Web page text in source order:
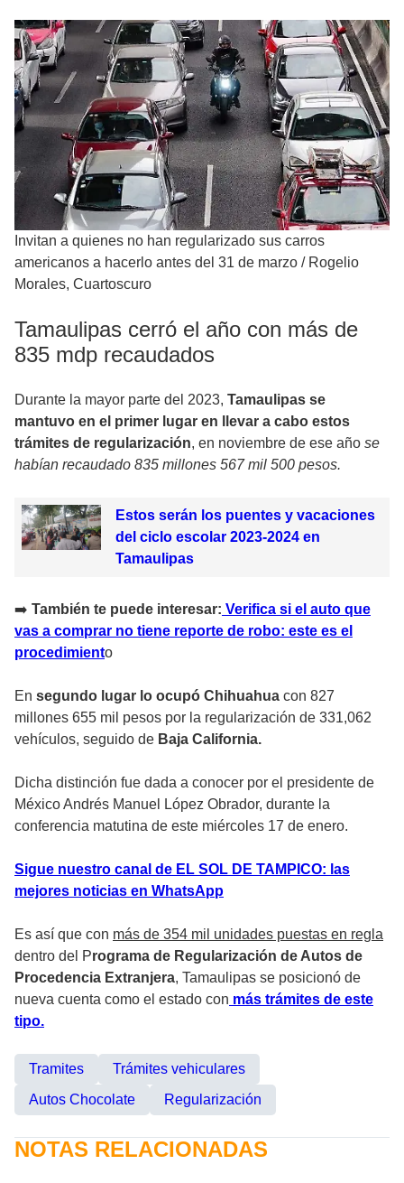
Invitan a quienes no han regularizado sus carros
americanos a hacerlo antes del 31 de marzo / Rogelio
Morales, Cuartoscuro
Tamaulipas cerró el año con más de
835 mdp recaudados
Durante la mayor parte del 2023, Tamaulipas se
mantuvo en el primer lugar en llevar a cabo estos
trámites de regularización, en noviembre de ese año se
habían recaudado 835 millones 567 mil 500 pesos.
Estos serán los puentes y vacaciones
del ciclo escolar 2023-2024 en
Tamaulipas
➡ ️ También te puede interesar: Verifica si el auto que
vas a comprar no tiene reporte de robo: este es el
procedimiento
En segundo lugar lo ocupó Chihuahua con 827
millones 655 mil pesos por la regularización de 331,062
vehículos, seguido de Baja California.
Dicha distinción fue dada a conocer por el presidente de
México Andrés Manuel López Obrador, durante la
conferencia matutina de este miércoles 17 de enero.
Sigue nuestro canal de EL SOL DE TAMPICO: las
mejores noticias en WhatsApp
Es así que con más de 354 mil unidades puestas en regla
dentro del Programa de Regularización de Autos de
Procedencia Extranjera, Tamaulipas se posicionó de
nueva cuenta como el estado con más trámites de este
tipo.
Tramites
Trámites vehiculares
Autos Chocolate
Regularización
NOTAS RELACIONADAS